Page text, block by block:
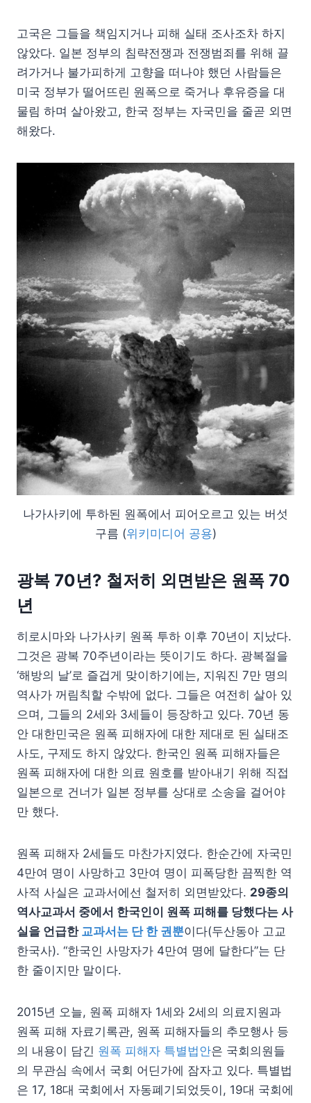
고국은 그들을 책임지거나 피해 실태 조사조차 하지
않았다. 일본 정부의 침략전쟁과 전쟁범죄를 위해 끌
려가거나 불가피하게 고향을 떠나야 했던 사람들은
미국 정부가 떨어뜨린 원폭으로 죽거나 후유증을 대
물림 하며 살아왔고, 한국 정부는 자국민을 줄곧 외면
해왔다.
나가사키에 투하된 원폭에서 피어오르고 있는 버섯
구름 (위키미디어 공용)
광복 70년? 철저히 외면받은 원폭 70
년
히로시마와 나가사키 원폭 투하 이후 70년이 지났다.
그것은 광복 70주년이라는 뜻이기도 하다. 광복절을
‘해방의 날’로 즐겁게 맞이하기에는, 지워진 7만 명의
역사가 꺼림칙할 수밖에 없다. 그들은 여전히 살아 있
으며, 그들의 2세와 3세들이 등장하고 있다. 70년 동
안 대한민국은 원폭 피해자에 대한 제대로 된 실태조
사도, 구제도 하지 않았다. 한국인 원폭 피해자들은
원폭 피해자에 대한 의료 원호를 받아내기 위해 직접
일본으로 건너가 일본 정부를 상대로 소송을 걸어야
만 했다.
원폭 피해자 2세들도 마찬가지였다. 한순간에 자국민
4만여 명이 사망하고 3만여 명이 피폭당한 끔찍한 역
사적 사실은 교과서에선 철저히 외면받았다. 29종의
역사교과서 중에서 한국인이 원폭 피해를 당했다는 사
실을 언급한 교과서는 단 한 권뿐이다(두산동아 고교
한국사). “한국인 사망자가 4만여 명에 달한다”는 단
한 줄이지만 말이다.
2015년 오늘, 원폭 피해자 1세와 2세의 의료지원과
원폭 피해 자료기록관, 원폭 피해자들의 추모행사 등
의 내용이 담긴 원폭 피해자 특별법안은 국회의원들
의 무관심 속에서 국회 어딘가에 잠자고 있다. 특별법
은 17, 18대 국회에서 자동폐기되었듯이, 19대 국회에